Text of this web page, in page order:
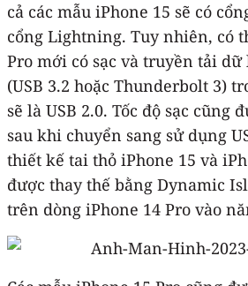
cả các mẫu iPhone 15 sẽ có
cổng Lightning. Tuy nhiên, có
Pro mới có sạc và truyền tải dữ
(USB 3.2 hoặc Thunderbolt 3)
sẽ là USB 2.0. Tốc độ sạc cũng
sau khi chuyển sang sử dụng
thiết kế tai thỏ iPhone 15 và
được thay thế bằng Dynamic
trên dòng iPhone 14 Pro vào